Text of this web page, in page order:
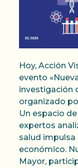
Hoy, Acción
evento
investigación
organizado
Un espacio
expertos
salud impulsa
económico.
Mayor,